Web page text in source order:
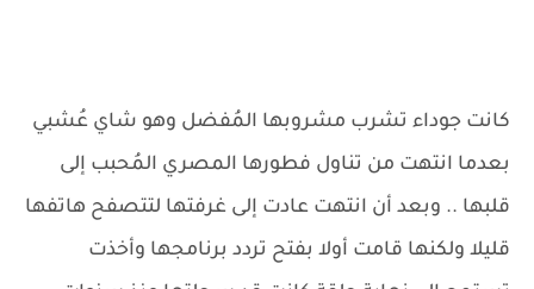
كانت جوداء تشرب مشروبها المُفضل وهو شاي عُشبي
بعدما انتهت من تناول فطورها المصري المُحبب إلى
قلبها .. وبعد أن انتهت عادت إلى غرفتها لتتصفح هاتفها
قليلا ولكنها قامت أولا بفتح تردد برنامجها وأخذت